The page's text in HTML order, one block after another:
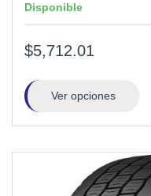
Disponible
$5,712.01
Ver opciones